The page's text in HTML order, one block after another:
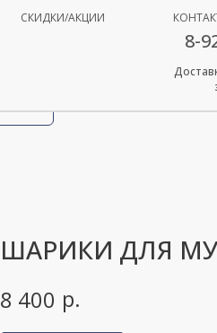
СКИДКИ/АКЦИИ
8-
ШАРИКИ ДЛЯ
8 400 р.